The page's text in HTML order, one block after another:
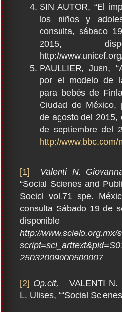
SIN AUTOR, “El
los niños y
consulta, sábado
2015,
http://
PAULLIER, Juan,
por el modelo de
para bebés de
Ciudad de México,
de agosto del 2015,
de septiembre del
http://
[1]
Valenti N.
“Social Scienes and
Sociol vol.71 spe.
consulta Sábado 19 de
http://www.scielo.org.mx/
25032009000500007
[2] Op.cit,VALENTI N.
L. Ulises, ““Social